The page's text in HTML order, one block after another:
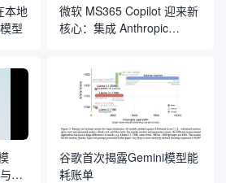
本地
型
微软 MS365 Copilot 迎来新
核心：集成 Anthropic
定
谷歌首次揭露Gemini模型能
耗账单